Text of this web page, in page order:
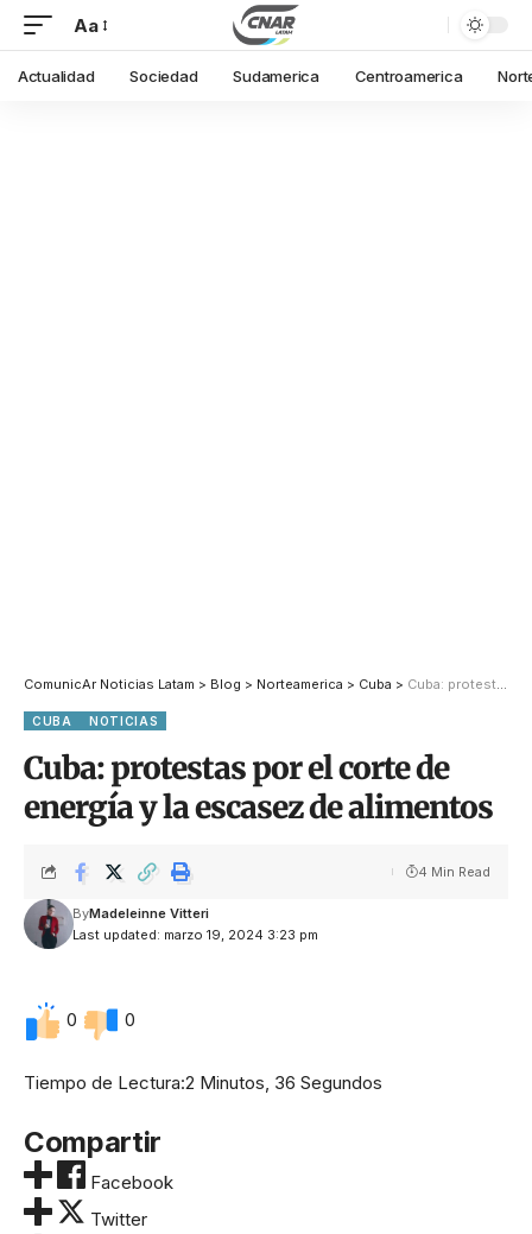
Aa
Actualidad Sociedad Sudamerica Centroamerica
ComunicAr Noticias Latam > Blog > Norteamerica > Cuba > Cuba: protestas por el corte de energía y la escasez de alimentos
CUBA NOTICIAS
Cuba: protestas por el corte de
energía y la escasez de alimentos
Last updated: marzo 19, 2024 3:23 pm
ByMadeleinne Vitteri
4 Min Read
0 0
Tiempo de Lectura:2 Minutos, 36 Segundos
Compartir
Facebook
Twitter